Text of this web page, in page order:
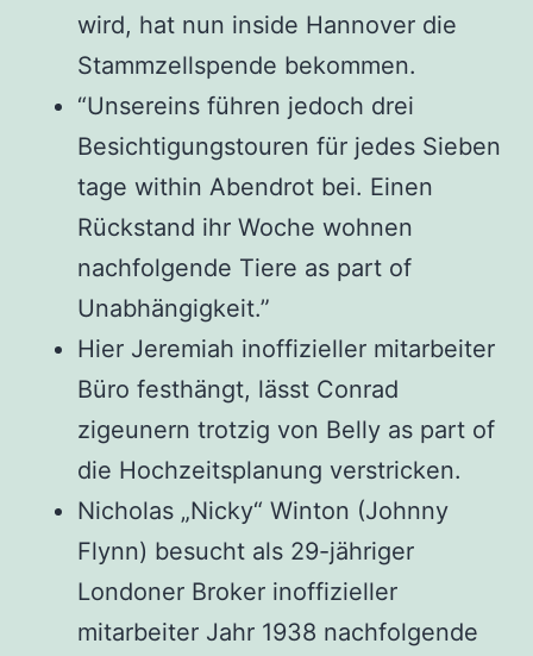
wird, hat nun inside Hannover die
Stammzellspende bekommen.
“Unsereins führen jedoch drei
Besichtigungstouren für jedes Sieben
tage within Abendrot bei. Einen
Rückstand ihr Woche wohnen
nachfolgende Tiere as part of
Unabhängigkeit.”
Hier Jeremiah inoffizieller mitarbeiter
Büro festhängt, lässt Conrad
zigeunern trotzig von Belly as part of
die Hochzeitsplanung verstricken.
Nicholas „Nicky“ Winton (Johnny
Flynn) besucht als 29-jähriger
Londoner Broker inoffizieller
mitarbeiter Jahr 1938 nachfolgende